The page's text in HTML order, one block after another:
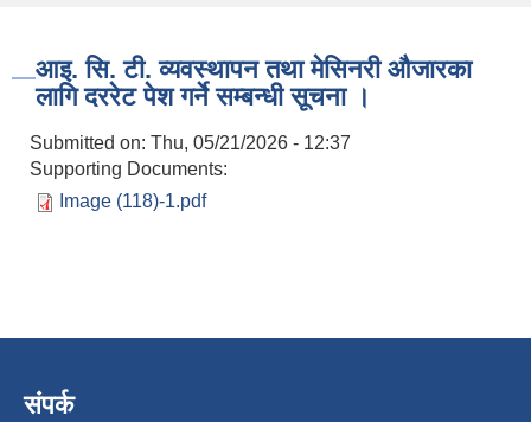
आइ. सि. टी. व्यवस्थापन तथा मेसिनरी औजारका
लागि दररेट पेश गर्ने सम्बन्धी सूचना ।
Submitted on: Thu, 05/21/2026 - 12:37
Supporting Documents:
Image (118)-1.pdf
संपर्क